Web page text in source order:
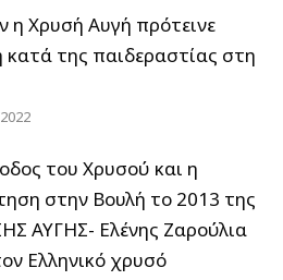
η Χρυσή Αυγή πρότεινε
κατά της παιδεραστίας στη
του Χρυσού και η
στην Βουλή το 2013 της
ΑΥΓΗΣ- Ελένης Ζαρούλια
Ελληνικό χρυσό